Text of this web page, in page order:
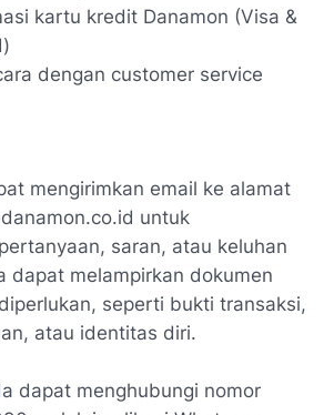
kartu kredit Danamon (Visa &
dengan customer service
mengirimkan email ke alamat
untuk
saran, atau keluhan
dapat melampirkan dokumen
seperti bukti transaksi,
atau identitas diri.
dapat menghubungi nomor